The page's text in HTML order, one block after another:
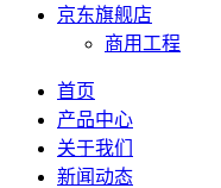
京东旗舰店
商用工程
首页
产品中心
关于我们
新闻动态